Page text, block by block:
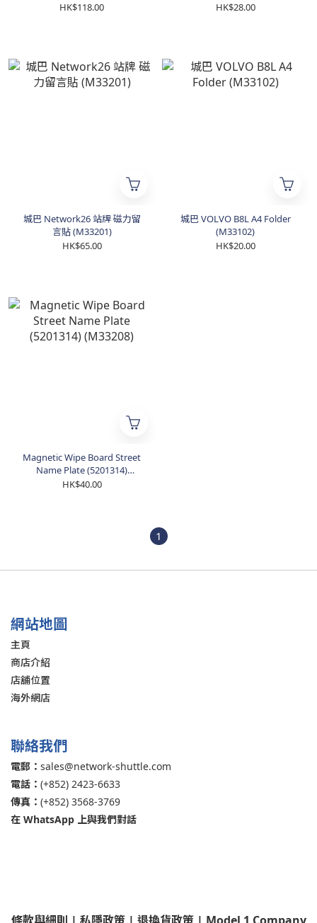
HK$118.00
HK$28.00
城巴 Network26 站牌 磁力留
言貼 (M33201)
HK$65.00
城巴 VOLVO B8L A4 Folder
(M33102)
HK$20.00
Magnetic Wipe Board Street
Name Plate (5201314)
(M33208)
HK$40.00
1
網站地圖
主頁
商店介紹
店舖位置
海外網店
聯絡我們
電郵： sales@network-shuttle.com
電話： (+852) 2423-6633
傳真： (+852) 3568-3769
在 WhatsApp 上與我們對話